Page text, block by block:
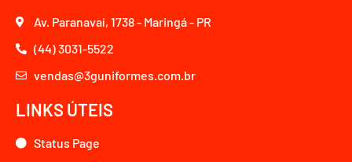
Av. Paranavaí, 1738 - Maringá - PR
(44) 3031-5522
vendas@3guniformes.com.br
LINKS ÚTEIS
Status Page